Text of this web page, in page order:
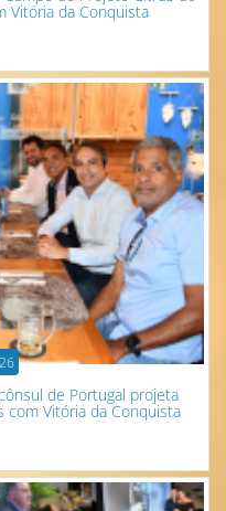
Vitória da Conquista
de Portugal projeta
com Vitória da Conquista